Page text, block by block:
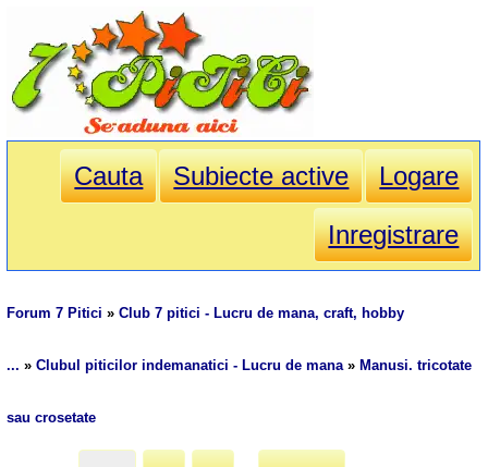
Cauta Subiecte active
Logare
Inregistrare
Forum 7 Pitici »Club 7 pitici - Lucru de mana, craft, hobby
... »Clubul piticilor indemanatici - Lucru de mana» Manusi. tricotate
sau crosetate